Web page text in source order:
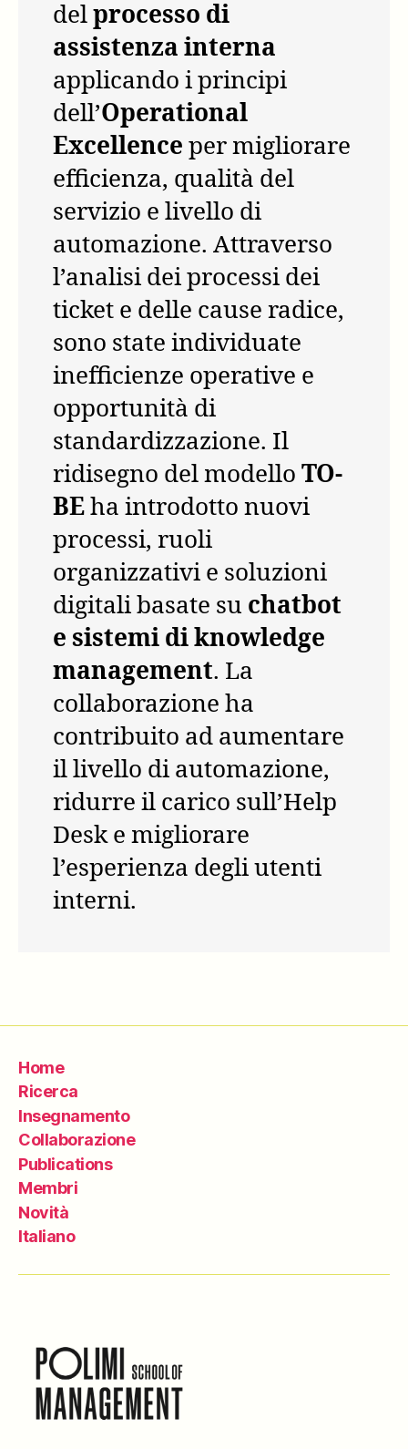
delprocesso di
assistenza interna
applicando i principi
dell’Operational
Excellence per migliorare
efficienza, qualità del
servizio e livello di
automazione. Attraverso
l’analisi dei processi dei
ticket e delle cause radice,
sono state individuate
inefficienze operative e
opportunità di
standardizzazione. Il
ridisegno del modello TO-
BEha introdotto nuovi
processi, ruoli
organizzativi e soluzioni
digitali basate su chatbot
e sistemi di knowledge
management. La
collaborazione ha
contribuito ad aumentare
il livello di automazione,
ridurre il carico sull’Help
Desk e migliorare
l’esperienza degli utenti
interni.
Home
Ricerca
Insegnamento
Collaborazione
Publications
Membri
Novità
Italiano